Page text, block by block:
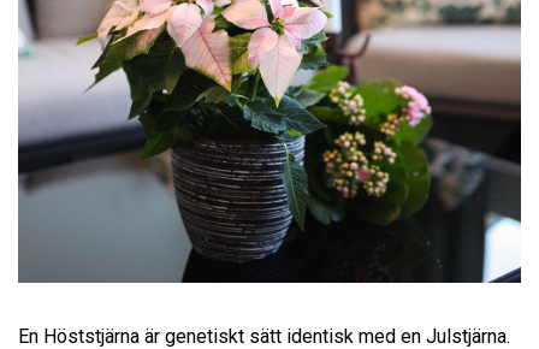
En Höststjärna är genetiskt sätt identisk med en Julstjärna.